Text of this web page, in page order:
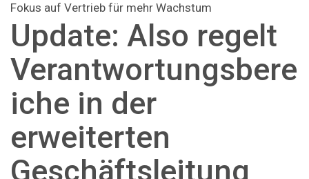
Fokus auf Vertrieb für mehr Wachstum
Update: Also regelt
Verantwortungsbere
iche in der
erweiterten
Geschäftsleitung